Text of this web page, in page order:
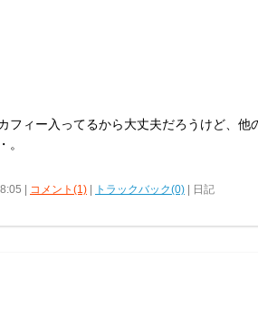
フィー入ってるから大丈夫だろうけど、他
。
| コメント(1) トラックバック(0) | 日記